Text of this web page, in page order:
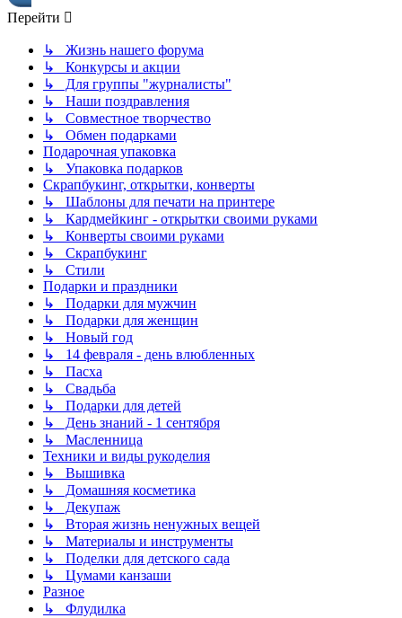
Перейти
↳ Жизнь нашего форума
↳ Конкурсы и акции
↳ Для группы "журналисты"
↳ Наши поздравления
↳ Совместное творчество
↳ Обмен подарками
Подарочная упаковка
↳ Упаковка подарков
Скрапбукинг, открытки, конверты
↳ Шаблоны для печати на принтере
↳ Кардмейкинг - открытки своими руками
↳ Конверты своими руками
↳ Скрапбукинг
↳ Стили
Подарки и праздники
↳ Подарки для мужчин
↳ Подарки для женщин
↳ Новый год
↳ 14 февраля - день влюбленных
↳ Пасха
↳ Свадьба
↳ Подарки для детей
↳ День знаний - 1 сентября
↳ Масленница
Техники и виды рукоделия
↳ Вышивка
↳ Домашняя косметика
↳ Декупаж
↳ Вторая жизнь ненужных вещей
↳ Материалы и инструменты
↳ Поделки для детского сада
↳ Цумами канзаши
Разное
↳ Флудилка